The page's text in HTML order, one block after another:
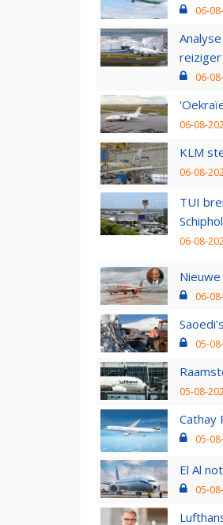
06-
reiziger
06-
06-08-
KLM
06-08-
TUI
Schiphol
06-08-
06-
05-
05-08-
Cathay
05-
El Al
05-